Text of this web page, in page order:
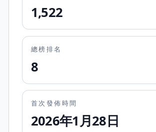
1,522
總榜排名
8
首次發佈時間
2026年1月28日